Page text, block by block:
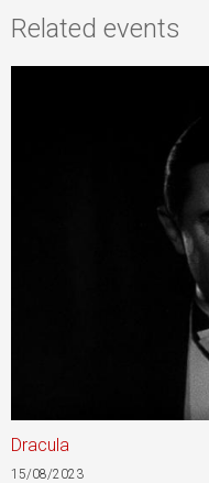
Related events
Dracula
15/08/2023